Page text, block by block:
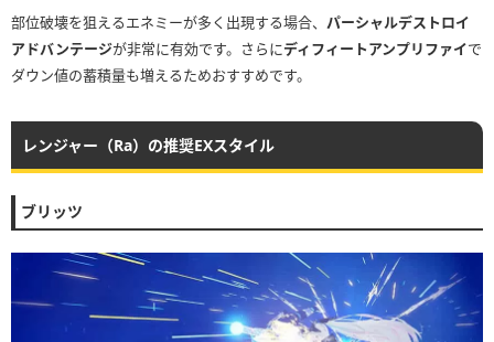
部位破壊を狙えるエネミーが多く出現する場合、 パーシャルデストロイ
アドバンテージが非常に有効です。さらにディフィートアンプリファイで
ダウン値の蓄積量も増えるためおすすめです。
レンジャー（Ra）の推奨EXスタイル
ブリッツ